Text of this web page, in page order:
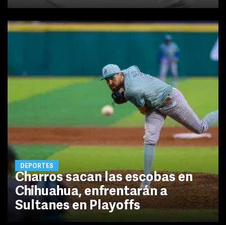
DEPORTES
Charros sacan las escobas en
Chihuahua, enfrentarán a
Sultanes en Playoffs